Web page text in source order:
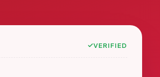
VERIFIED